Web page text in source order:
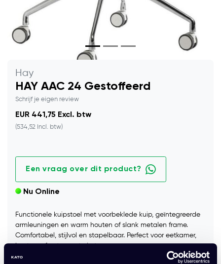
Hay
HAY AAC 24 Gestoffeerd
Schrijf je eigen review
EUR 441,75 Excl. btw
(534,52 Incl. btw)
Een vraag over dit product?
Nu Online
Functionele kuipstoel met voorbeklede kuip, geïntegreerde
armleuningen en warm houten of slank metalen frame.
Comfortabel, stijlvol en stapelbaar. Perfect voor eetkamer,
kantoor of ontvangstruimte.
Kleur frame :